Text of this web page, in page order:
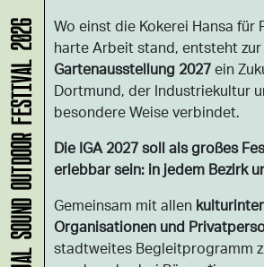
Wo einst die Kokerei Hansa für
harte Arbeit stand, entsteht zur
Gartenausstellung 2027ein
Dortmund, der Industriekultur
besondere Weise verbindet.
Die IGA 2027 soll als großes
erlebbar sein: in jedem Bezirk
Gemeinsam mit allen
Organisationen und
stadtweites Begleitprogramm
VISUAL SOUND OUTDOOR FESTIVAL 2026